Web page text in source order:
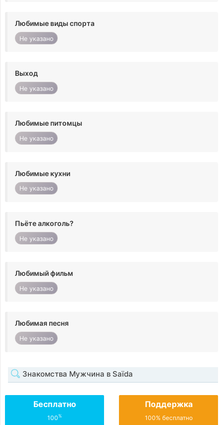
Любимые виды спорта
Не указано
Выход
Не указано
Любимые питомцы
Не указано
Любимые кухни
Не указано
Пьёте алкоголь?
Не указано
Любимый фильм
Не указано
Любимая песня
Не указано
Знакомства Мужчина в Saïda
Бесплатно
100%
Поддержка
100% бесплатно